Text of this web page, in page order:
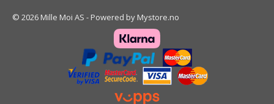
© 2026 Mille Moi AS - Powered by Mystore.no